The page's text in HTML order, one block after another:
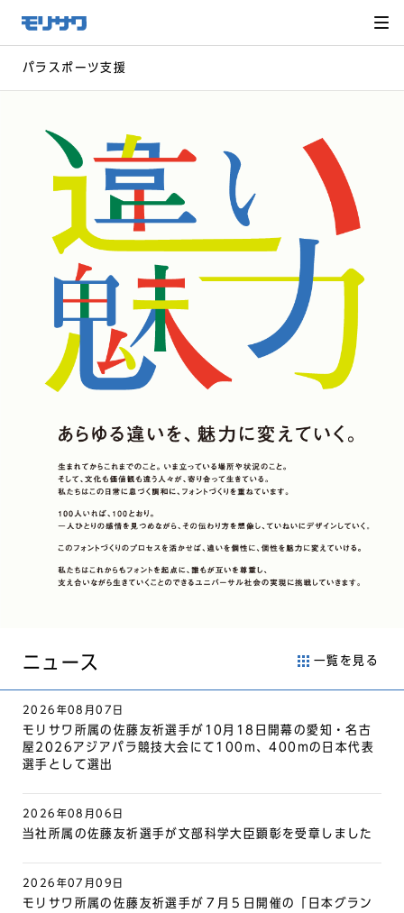
メ
ニュー
飛ばし
へ移動
パラスポーツ支援
ニュース 一覧を見る
2026年08月07日
モリサワ所属の佐藤友祈選手が10月18日開幕の愛知・名古
屋2026アジアパラ競技大会にて100m、400mの日本代表
選手として選出
2026年08月06日
当社所属の佐藤友祈選手が文部科学大臣顕彰を受章しました
2026年07月09日
モリサワ所属の佐藤友祈選手が７月５日開催の「日本グラン